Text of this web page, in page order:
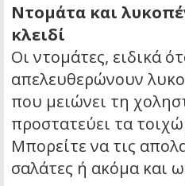
Ντομάτα και
κλειδί
Οι ντομάτες, ειδικά
απελευθερώνουν
που μειώνει τη
προστατεύει τα
Μπορείτε να τις
σαλάτες ή ακόμα και